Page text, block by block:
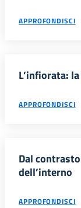
APPROFONDISCI
L’infiorata:
APPROFONDISCI
Dal
dell’interno
APPROFONDISCI